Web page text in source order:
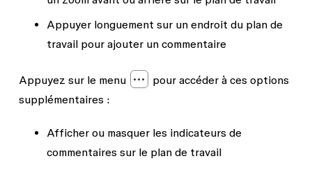
Appuyer longuement sur un endroit du plan de
travail pour ajouter un commentaire
Appuyez sur le menu
pour accéder à ces options
supplémentaires :
Afficher ou masquer les indicateurs de
commentaires sur le plan de travail